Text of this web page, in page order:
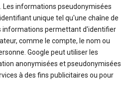
Les informations pseudonymisées
unique tel qu'une chaîne de
informations permettant d'identifier
comme le compte, le nom ou
Google peut utiliser les
anonymisées et pseudonymisées
à des fins publicitaires ou pour